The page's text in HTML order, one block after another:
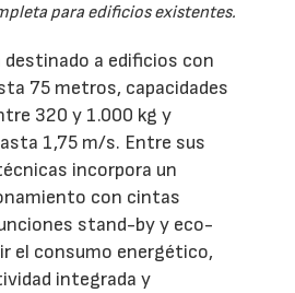
para edificios existentes.
destinado a edificios con
75 metros, capacidades
320 y 1.000 kg y
1,75 m/s. Entre sus
incorpora un
con cintas
stand-by y eco-
el consumo energético,
integrada y